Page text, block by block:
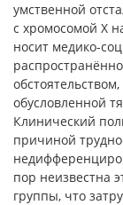
умственной
с хромосомой Х
носит медико-
обусловленной
Клинический
причиной
пор неизвестна
группы, что